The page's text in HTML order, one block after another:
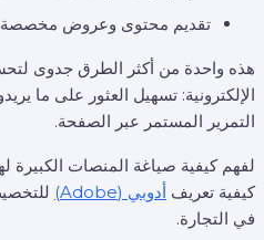
تقديم محتوى وعروض مخصصة
هذه واحدة من أكثر الطرق جدوى
الإلكترونية: تسهيل العثور على ما
التمرير المستمر عبر الصفحة.
لفهم كيفية صياغة المنصات الكبيرة
كيفية تعريف أدوبي (Adobe)
في التجارة.